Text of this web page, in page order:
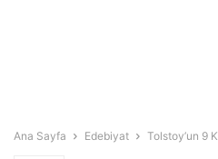
Ana Sayfa Edebiyat Tolstoy’un 9